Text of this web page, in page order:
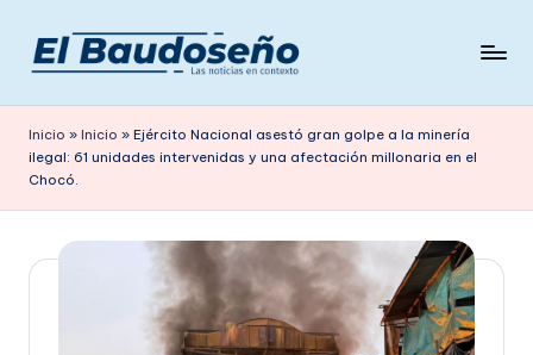
Saltar
contenido
e
ri
ó
d
en
contexto
Inicio » Inicio » Ejército Nacional asestó gran golpe a la minería
ilegal: 61 unidades intervenidas y una afectación millonaria en el
Chocó.